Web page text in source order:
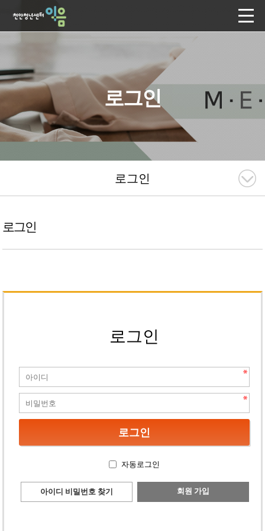
로그인
로그인
로그인
로그인
자동로그인
아이디 비밀번호 찾기 회원 가입